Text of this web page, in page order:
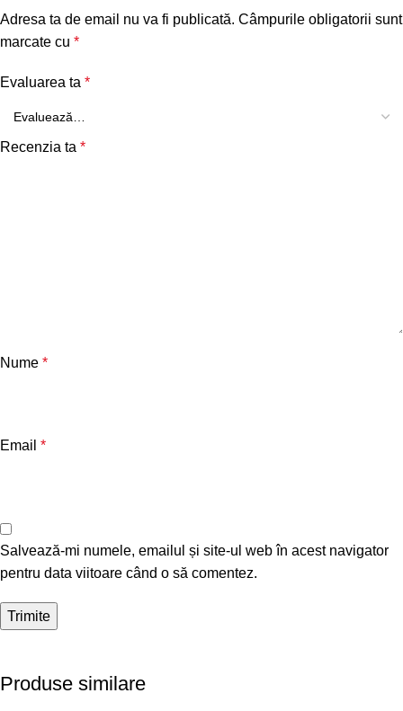
Adresa ta de email nu va fi publicată. Câmpurile obligatorii sunt
marcate cu *
Evaluarea ta *
Recenzia ta *
Nume *
Email *
Salvează-mi numele, emailul și site-ul web în acest navigator
pentru data viitoare când o să comentez.
Produse similare